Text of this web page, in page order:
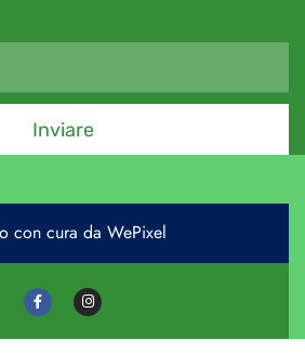
Inviare
con cura da WePixel